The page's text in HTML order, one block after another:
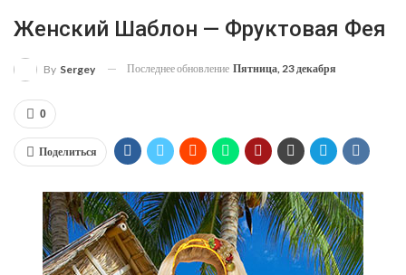
Женский Шаблон — Фруктовая Фея
By Sergey Последнее обновление Пятница, 23 декабря
0
Поделиться